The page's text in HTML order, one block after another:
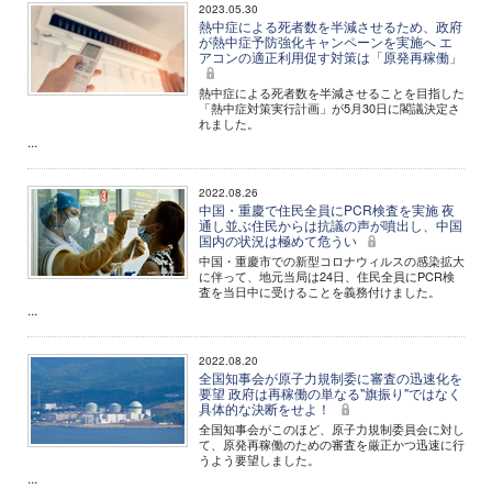
2023.05.30
熱中症による死者数を半減させるため、政府
が熱中症予防強化キャンペーンを実施へ エ
アコンの適正利用促す対策は「原発再稼働」
熱中症による死者数を半減させることを目指した
「熱中症対策実行計画」が5月30日に閣議決定さ
れました。
...
2022.08.26
中国・重慶で住民全員にPCR検査を実施 夜
通し並ぶ住民からは抗議の声が噴出し、中国
国内の状況は極めて危うい
中国・重慶市での新型コロナウィルスの感染拡大
に伴って、地元当局は24日、住民全員にPCR検
査を当日中に受けることを義務付けました。
...
2022.08.20
全国知事会が原子力規制委に審査の迅速化を
要望 政府は再稼働の単なる"旗振り"ではなく
具体的な決断をせよ！
全国知事会がこのほど、原子力規制委員会に対し
て、原発再稼働のための審査を厳正かつ迅速に行
うよう要望しました。
...